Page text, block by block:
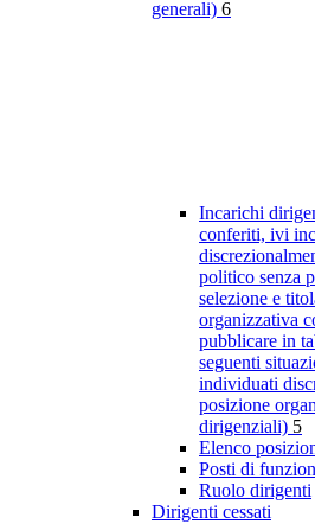
generali) 6
Incarichi
conferiti, ivi
politico senza
selezione e
organizzativa
pubblicare in
seguenti
individuati
posizione
dirigenziali) 5
Elenco
Posti di
Ruolo dirigenti
Dirigenti cessati